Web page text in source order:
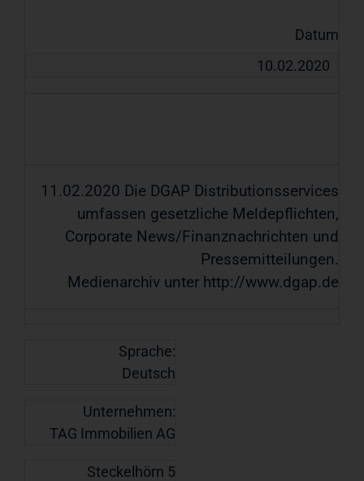
Datum
10.02.2020
11.02.2020 Die DGAP Distributionsservices
umfassen gesetzliche Meldepflichten,
Corporate News/Finanznachrichten und
Pressemitteilungen.
Medienarchiv unter http://www.dgap.de
Sprache:
Deutsch
Unternehmen:
TAG Immobilien AG
Steckelhörn 5